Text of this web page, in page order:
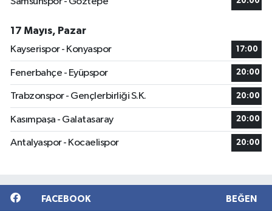
17 Mayıs, Pazar
Kayserispor - Konyaspor
17:00
Fenerbahçe - Eyüpspor 20:00
Trabzonspor - Gençlerbirliği S.K. 20:00
Kasımpaşa - Galatasaray 20:00
Antalyaspor - Kocaelispor 20:00
FACEBOOK BEĞEN